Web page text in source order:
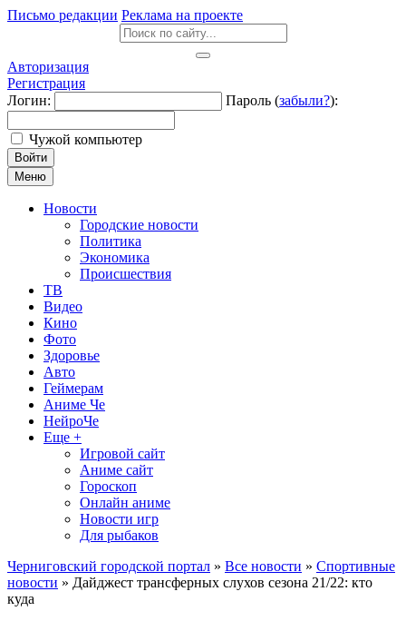
Письмо редакции Реклама на проекте
Авторизация
Регистрация
Логин:
Пароль (забыли?):
Чужой компьютер
Войти
Меню
Новости
Городские новости
Политика
Экономика
Происшествия
ТВ
Видео
Кино
Фото
Здоровье
Авто
Геймерам
Аниме Че
НейроЧе
Еще +
Игровой сайт
Аниме сайт
Гороскоп
Онлайн аниме
Новости игр
Для рыбаков
Черниговский городской портал » Все новости » Спортивные
новости » Дайджест трансферных слухов сезона 21/22: кто
куда